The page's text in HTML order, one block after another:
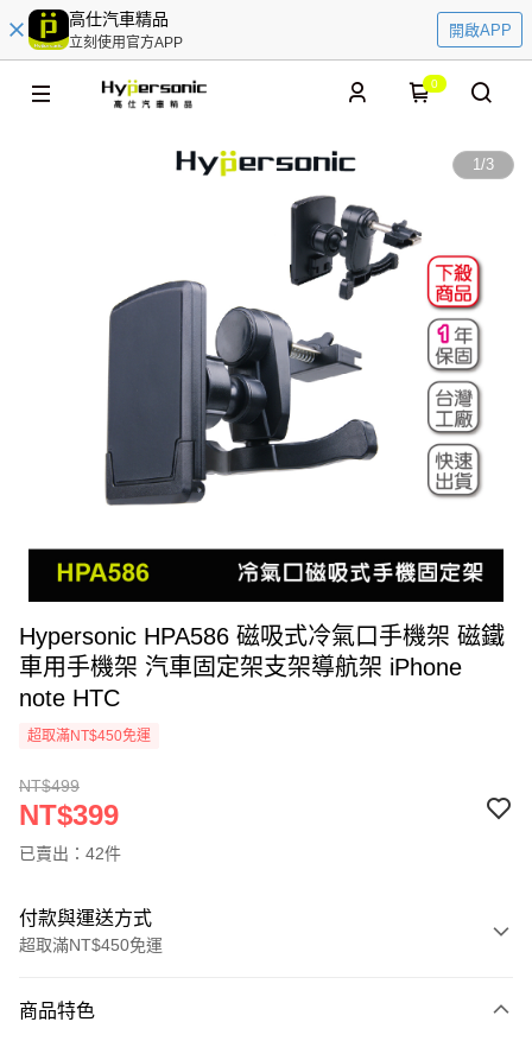
高仕汽車精品
立刻使用官方APP
開啟APP
0
1/3
Hypersonic HPA586 磁吸式冷氣口手機架 磁鐵
車用手機架 汽車固定架支架導航架 iPhone
note HTC
超取滿NT$450免運
NT$499
NT$399
已賣出：42件
付款與運送方式
超取滿NT$450免運
信用卡一次付款
商品特色